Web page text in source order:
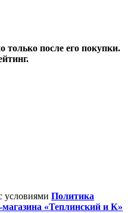
только после его покупки.
условиями Политика
«Теплинский и К»